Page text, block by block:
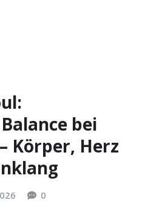
bei
Körper, Herz
0